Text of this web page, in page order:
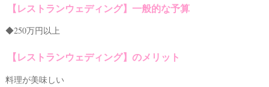
【レストランウェディング】一般的な予算
◆250万円以上
【レストランウェディング】のメリット
料理が美味しい